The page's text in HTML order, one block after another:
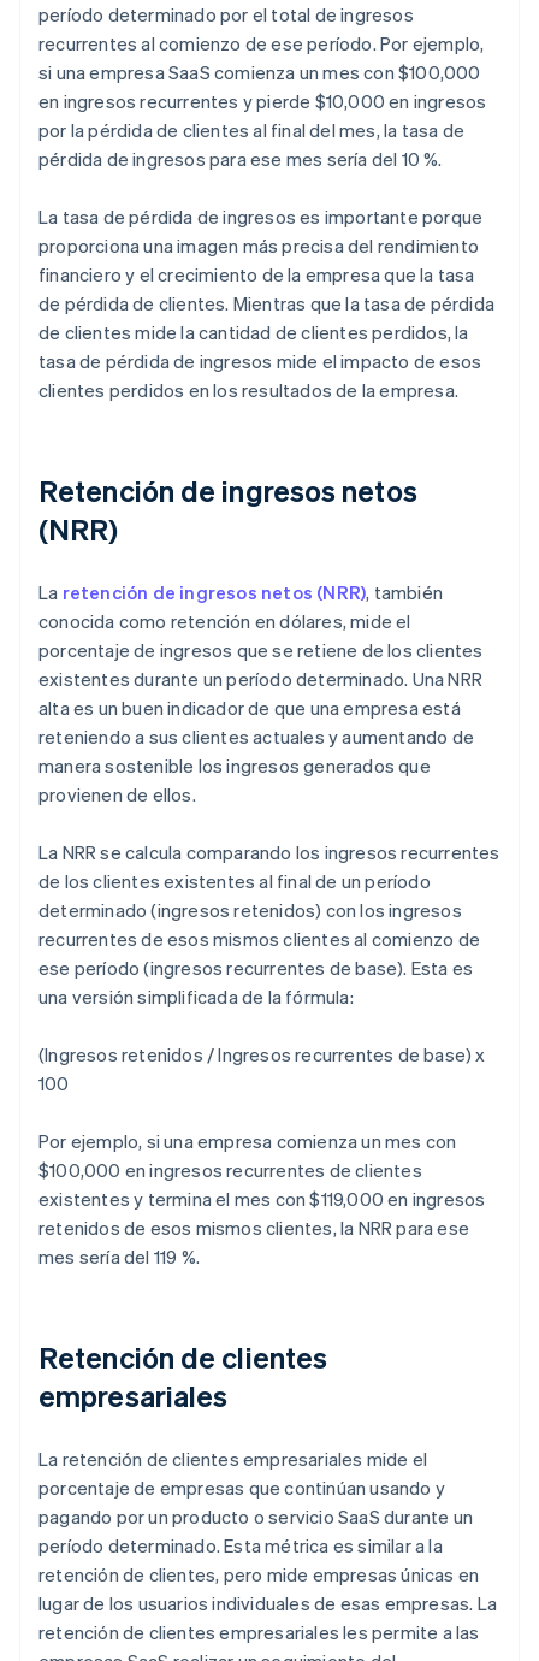
período determinado por el total de ingresos
recurrentes al comienzo de ese período. Por ejemplo,
si una empresa SaaS comienza un mes con $100,000
en ingresos recurrentes y pierde $10,000 en ingresos
por la pérdida de clientes al final del mes, la tasa de
pérdida de ingresos para ese mes sería del 10 %.
La tasa de pérdida de ingresos es importante porque
proporciona una imagen más precisa del rendimiento
financiero y el crecimiento de la empresa que la tasa
de pérdida de clientes. Mientras que la tasa de pérdida
de clientes mide la cantidad de clientes perdidos, la
tasa de pérdida de ingresos mide el impacto de esos
clientes perdidos en los resultados de la empresa.
Retención de ingresos netos
(NRR)
La retención de ingresos netos (NRR), también
conocida como retención en dólares, mide el
porcentaje de ingresos que se retiene de los clientes
existentes durante un período determinado. Una NRR
alta es un buen indicador de que una empresa está
reteniendo a sus clientes actuales y aumentando de
manera sostenible los ingresos generados que
provienen de ellos.
La NRR se calcula comparando los ingresos recurrentes
de los clientes existentes al final de un período
determinado (ingresos retenidos) con los ingresos
recurrentes de esos mismos clientes al comienzo de
ese período (ingresos recurrentes de base). Esta es
una versión simplificada de la fórmula:
(Ingresos retenidos / Ingresos recurrentes de base) x
100
Por ejemplo, si una empresa comienza un mes con
$100,000 en ingresos recurrentes de clientes
existentes y termina el mes con $119,000 en ingresos
retenidos de esos mismos clientes, la NRR para ese
mes sería del 119 %.
Retención de clientes
empresariales
La retención de clientes empresariales mide el
porcentaje de empresas que continúan usando y
pagando por un producto o servicio SaaS durante un
período determinado. Esta métrica es similar a la
retención de clientes, pero mide empresas únicas en
lugar de los usuarios individuales de esas empresas. La
retención de clientes empresariales les permite a las